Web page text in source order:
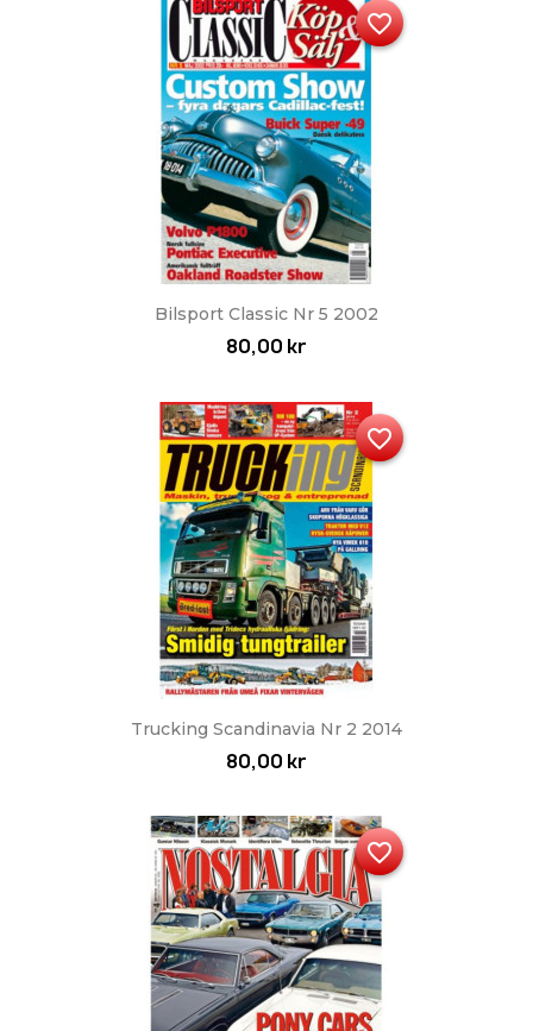
Bilsport Classic Nr 5 2002
80,00 kr
favorite_border
Trucking Scandinavia Nr 2 2014
80,00 kr
favorite_border
favorite_border